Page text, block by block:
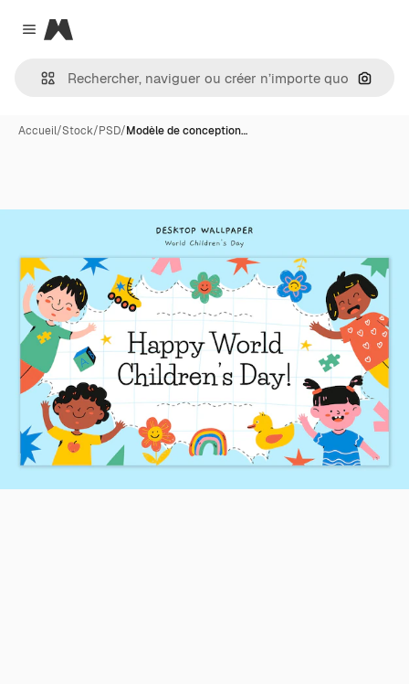
Close menu
Magnific
Accueil/Stock/PSD/Modèle de conception…